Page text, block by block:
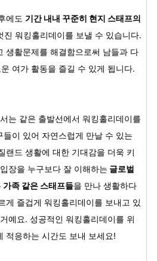
에도 기간 내내 꾸준히 현지 스태프의
진 워킹홀리데이를 보낼 수 있습니다.
생활문제를 해결함으로써 남들과 다
여가 활동을 즐길 수 있게 됩니다.
는 같은 출발선에서 워킹홀리데이를
이 있어 자연스럽게 만날 수 있는
랜드 생활에 대한 기대감을 더욱 키
장을 누구보다 잘 이해하는 글로벌
가족 같은 스태프들을 만나 생활하다
게 즐겁게 워킹홀리데이를 보내고 있
예요. 성공적인 워킹홀리데이를 위
적응하는 시간도 보내 보세요!